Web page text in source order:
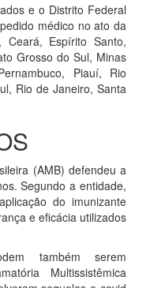
e o Distrito Federal
médico no ato da
Ceará, Espírito Santo,
Grosso do Sul, Minas
Piauí, Rio
Rio de Janeiro, Santa
(AMB) defendeu a
Segundo a entidade,
do imunizante
e eficácia utilizados
também serem
Multissistêmica